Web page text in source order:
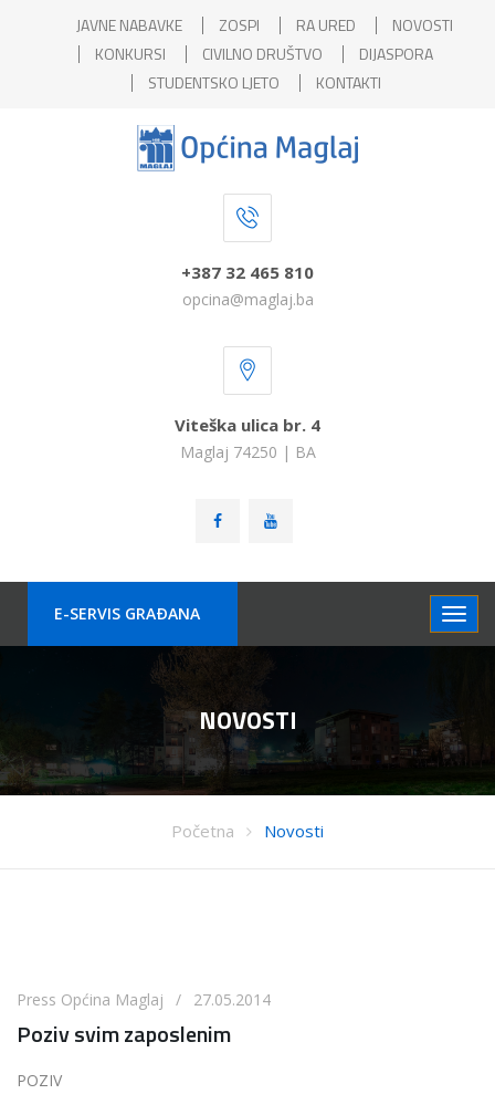
JAVNE NABAVKE ZOSPI RA URED
NOVOSTI
KONKURSI
CIVILNO DRUŠTVO
DIJASPORA
STUDENTSKO LJETO
KONTAKTI
+387 32 465 810
opcina@maglaj.ba
Viteška ulica br. 4
Maglaj 74250 | BA
E-SERVIS GRAÐANA
NOVOSTI
Početna Novosti
Press Općina Maglaj / 27.05.2014
Poziv svim zaposlenim
POZIV